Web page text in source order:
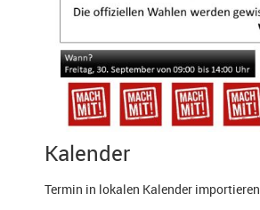
Kalender
Termin in lokalen Kalender importieren